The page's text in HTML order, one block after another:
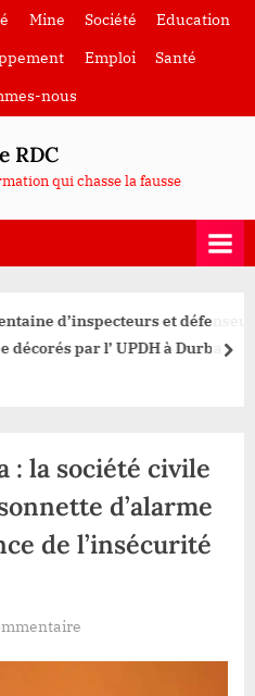
Mine Société
Education
Emploi
Santé
nous
RDC
qui chasse la fausse
d’inspecteurs et défenseurs
par l’ UPDH à Durba
: la société civile
d’alarme
de l’insécurité